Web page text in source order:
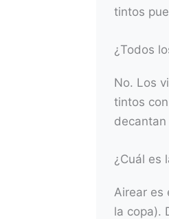
tintos
¿Todos
No. Los
tintos
decantan
¿Cuál es
Airear es
la copa).